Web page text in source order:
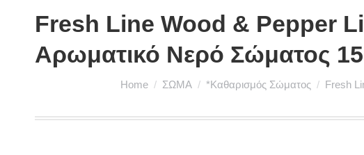
Fresh Line Wood & Pepper
Αρωματικό Νερό Σώματος
Home ΣΩΜΑ *Καθαρισμός Σώματος Fresh